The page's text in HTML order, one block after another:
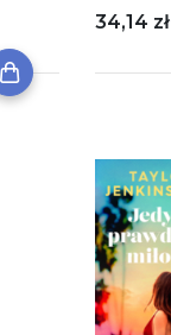
34,14 zł